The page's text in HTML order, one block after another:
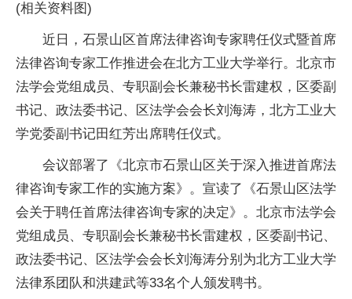
(相关资料图)
近日，石景山区首席法律咨询专家聘任仪式暨首席
法律咨询专家工作推进会在北方工业大学举行。北京市
法学会党组成员、专职副会长兼秘书长雷建权，区委副
书记、政法委书记、区法学会会长刘海涛，北方工业大
学党委副书记田红芳出席聘任仪式。
会议部署了《北京市石景山区关于深入推进首席法
律咨询专家工作的实施方案》。宣读了《石景山区法学
会关于聘任首席法律咨询专家的决定》。北京市法学会
党组成员、专职副会长兼秘书长雷建权，区委副书记、
政法委书记、区法学会会长刘海涛分别为北方工业大学
法律系团队和洪建武等33名个人颁发聘书。